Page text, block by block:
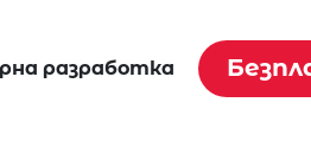
разработка